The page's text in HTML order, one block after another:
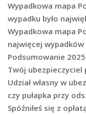
Wypadkowa mapa
wypadku było
Wypadkowa mapa
najwięcej
Podsumowanie
Twój ubezpieczyciel
Udział własny w
czy pułapka przy
Spóźniłeś się z